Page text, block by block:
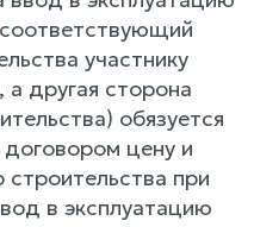
участнику
а другая сторона
обязуется
цену и
строительства при
в эксплуатацию